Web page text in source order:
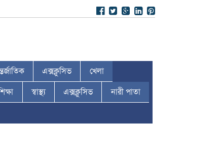
এক্সক্লুসিভ খেলা
স্বাস্থ্য এক্সক্লুসিভ নারী পাতা